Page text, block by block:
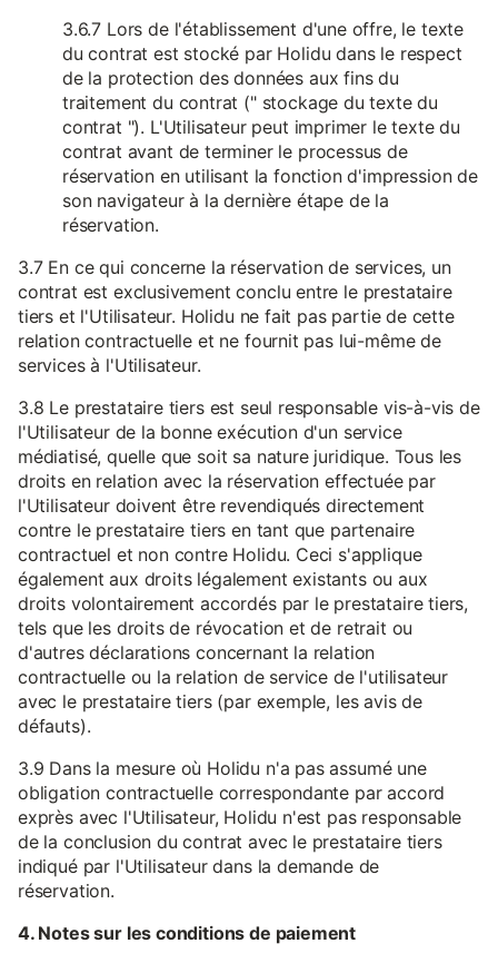
3.6.7 Lors de l'établissement d'une offre, le texte
du contrat est stocké par Holidu dans le respect
de la protection des données aux fins du
traitement du contrat (" stockage du texte du
contrat "). L'Utilisateur peut imprimer le texte du
contrat avant de terminer le processus de
réservation en utilisant la fonction d'impression de
son navigateur à la dernière étape de la
réservation.
3.7 En ce qui concerne la réservation de services, un
contrat est exclusivement conclu entre le prestataire
tiers et l'Utilisateur. Holidu ne fait pas partie de cette
relation contractuelle et ne fournit pas lui-même de
services à l'Utilisateur.
3.8 Le prestataire tiers est seul responsable vis-à-vis de
l'Utilisateur de la bonne exécution d'un service
médiatisé, quelle que soit sa nature juridique. Tous les
droits en relation avec la réservation effectuée par
l'Utilisateur doivent être revendiqués directement
contre le prestataire tiers en tant que partenaire
contractuel et non contre Holidu. Ceci s'applique
également aux droits légalement existants ou aux
droits volontairement accordés par le prestataire tiers,
tels que les droits de révocation et de retrait ou
d'autres déclarations concernant la relation
contractuelle ou la relation de service de l'utilisateur
avec le prestataire tiers (par exemple, les avis de
défauts).
3.9 Dans la mesure où Holidu n'a pas assumé une
obligation contractuelle correspondante par accord
exprès avec l'Utilisateur, Holidu n'est pas responsable
de la conclusion du contrat avec le prestataire tiers
indiqué par l'Utilisateur dans la demande de
réservation.
4. Notes sur les conditions de paiement